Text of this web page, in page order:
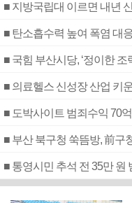
■ 지방국립대 이르면 내년
■ 탄소흡수력 높여 폭염 대
■ 의료헬스 신성장 산업 키
■ 도박사이트 범죄수익 70
■ 부산 북구청 쑥뜸방, 前구
■ 통영시민 추석 전 35만 원